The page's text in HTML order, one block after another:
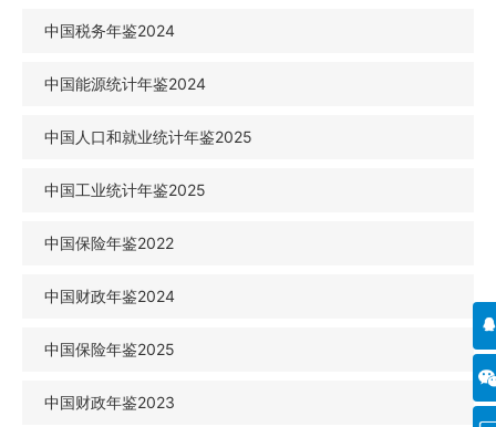
中国税务年鉴2024
中国能源统计年鉴2024
中国人口和就业统计年鉴2025
中国工业统计年鉴2025
中国保险年鉴2022
中国财政年鉴2024
中国保险年鉴2025
中国财政年鉴2023